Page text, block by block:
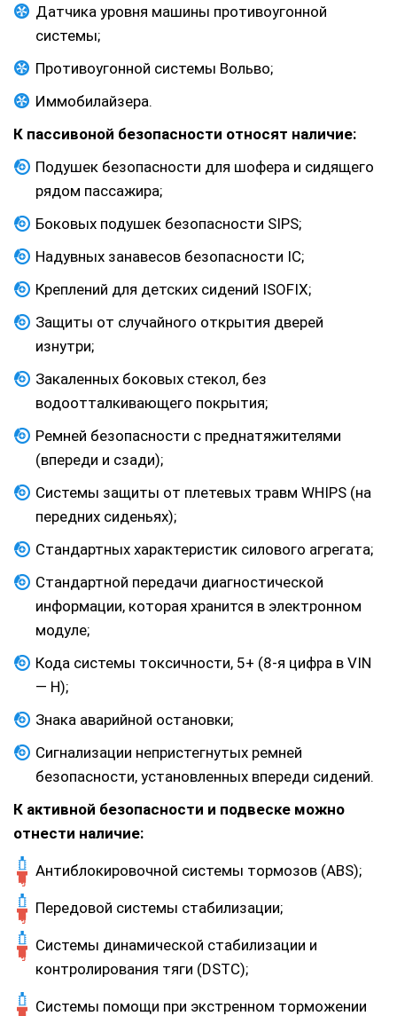
Датчика уровня машины противоугонной
системы;
Противоугонной системы Вольво;
Иммобилайзера.
К пассивоной безопасности относят наличие:
Подушек безопасности для шофера и сидящего
рядом пассажира;
Боковых подушек безопасности SIPS;
Надувных занавесов безопасности IC;
Креплений для детских сидений ISOFIX;
Защиты от случайного открытия дверей
изнутри;
Закаленных боковых стекол, без
водоотталкивающего покрытия;
Ремней безопасности с преднатяжителями
(впереди и сзади);
Системы защиты от плетевых травм WHIPS (на
передних сиденьях);
Стандартных характеристик силового агрегата;
Стандартной передачи диагностической
информации, которая хранится в электронном
модуле;
Кода системы токсичности, 5+ (8-я цифра в VIN
— Н);
Знака аварийной остановки;
Сигнализации непристегнутых ремней
безопасности, установленных впереди сидений.
К активной безопасности и подвеске можно
отнести наличие:
Антиблокировочной системы тормозов (ABS);
Передовой системы стабилизации;
Системы динамической стабилизации и
контролирования тяги (DSTC);
Системы помощи при экстренном торможении